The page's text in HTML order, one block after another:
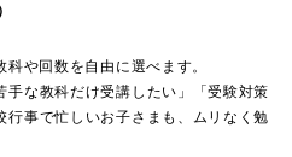
や回数を自由に選べます。
手な教科だけ受講したい」「受験対策
行事で忙しいお子さまも、ムリなく勉